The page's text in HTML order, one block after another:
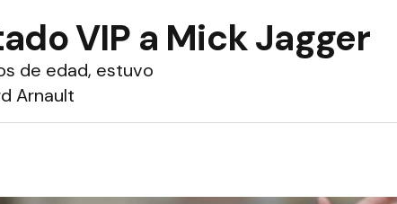
VIP a Mick Jagger
de edad, estuvo
Arnault